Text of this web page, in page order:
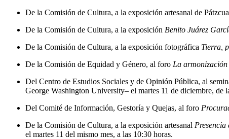
De la Comisión de Cultura, a la exposición artesanal de
De la Comisión de Cultura, a la exposición Benito Juárez
De la Comisión de Cultura, a la exposición fotográfica Tierra,
De la Comisión de Equidad y Género, al foro La armonización
Del Centro de Estudios Sociales y de Opinión Pública, al
George Washington University– el martes 11 de diciembre, de
Del Comité de Información, Gestoría y Quejas, al foro
De la Comisión de Cultura, a la exposición artesanal Presencia
el martes 11 del mismo mes, a las 10:30 horas.